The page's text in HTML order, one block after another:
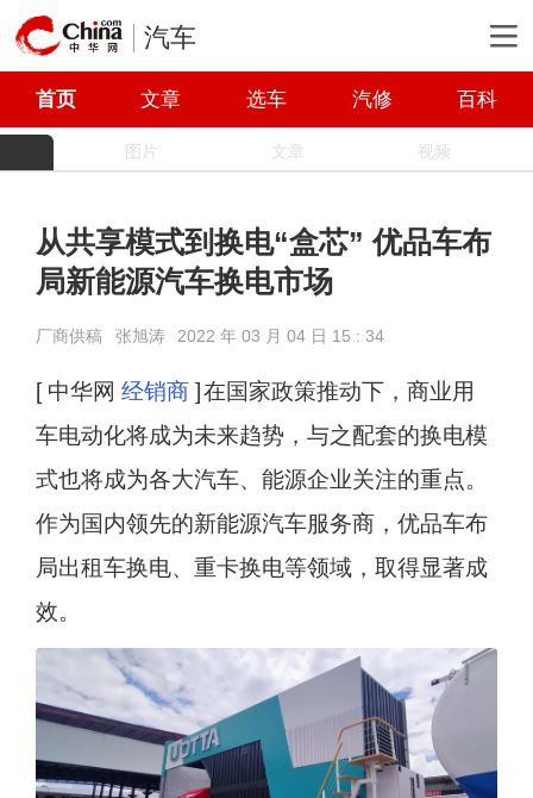
汽车
首页 文章 选车 汽修 百科
图片 文章 视频
从共享模式到换电“盒芯” 优品车布
局新能源汽车换电市场
厂商供稿 张旭涛 2022 年 03 月 04 日 15 : 34
[ 中华网 经销商] 在国家政策推动下，商业用
车电动化将成为未来趋势，与之配套的换电模
式也将成为各大汽车、能源企业关注的重点。
作为国内领先的新能源汽车服务商，优品车布
局出租车换电、重卡换电等领域，取得显著成
效。